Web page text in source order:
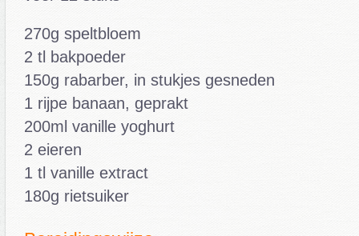
270g speltbloem
2 tl bakpoeder
150g rabarber, in stukjes gesneden
1 rijpe banaan, geprakt
200ml vanille yoghurt
2 eieren
1 tl vanille extract
180g rietsuiker